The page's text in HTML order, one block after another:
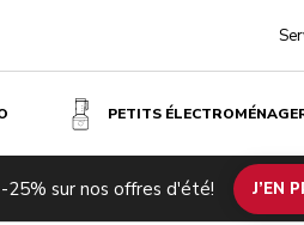
PETITS
-25% sur nos offres d'été! J’EN